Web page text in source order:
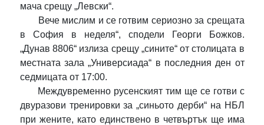
мача срещу „Левски“.
Вече мислим и се готвим сериозно за срещата
в София в неделя“, сподели Георги Божков.
„Дунав 8806“ излиза срещу „сините“ от столицата в
местната зала „Универсиада“ в последния ден от
седмицата от 17:00.
Междувременно русенският тим ще се готви с
двуразови тренировки за „синьото дерби“ на НБЛ
при жените, като единствено в четвъртък ще има